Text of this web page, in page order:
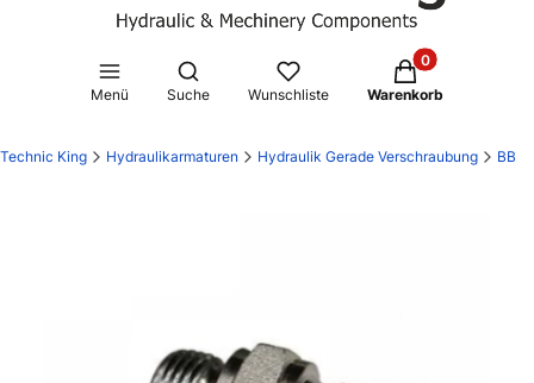
Menü
Suchmaschine öffnen
Suche Wunschliste
Produkte im
Warenkorb
Technic King Hydraulikarmaturen Hydraulik Gerade Verschraubung BB